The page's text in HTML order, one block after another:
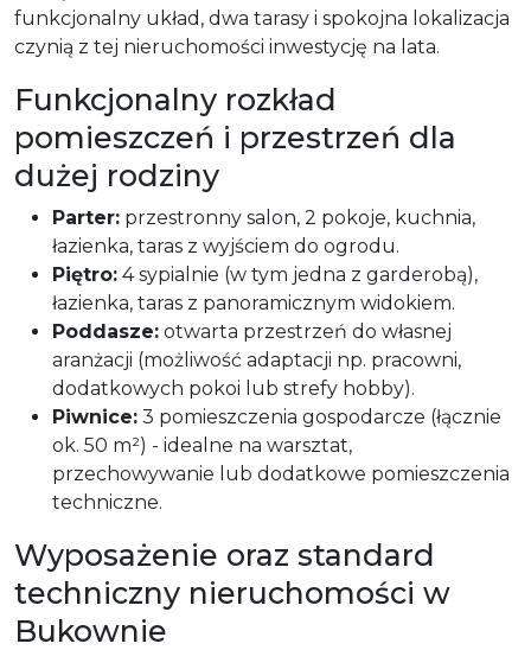
funkcjonalny układ, dwa tarasy i spokojna lokalizacja
czynią z tej nieruchomości inwestycję na lata.
Funkcjonalny rozkład
pomieszczeń i przestrzeń dla
dużej rodziny
Parter: przestronny salon, 2 pokoje, kuchnia,
łazienka, taras z wyjściem do ogrodu.
Piętro: 4 sypialnie (w tym jedna z garderobą),
łazienka, taras z panoramicznym widokiem.
Poddasze: otwarta przestrzeń do własnej
aranżacji (możliwość adaptacji np. pracowni,
dodatkowych pokoi lub strefy hobby).
Piwnice: 3 pomieszczenia gospodarcze (łącznie
ok. 50 m²) - idealne na warsztat,
przechowywanie lub dodatkowe pomieszczenia
techniczne.
Wyposażenie oraz standard
techniczny nieruchomości w
Bukownie